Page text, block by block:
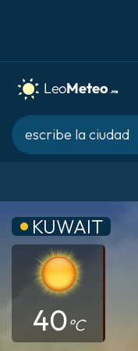
KUWAIT
40°C